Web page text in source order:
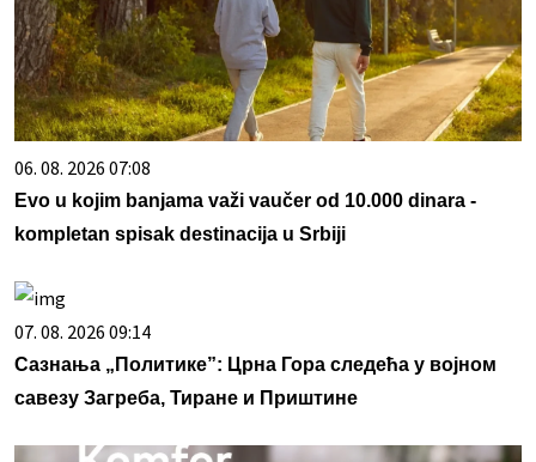
06. 08. 2026 07:08
Evo u kojim banjama važi vaučer od 10.000 dinara -
kompletan spisak destinacija u Srbiji
07. 08. 2026 09:14
Сазнања „Политике”: Црна Гора следећа у војном
савезу Загреба, Тиране и Приштине